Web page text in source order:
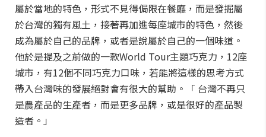
屬於當地的特色，形式不見得侷限在餐廳，而是發掘屬
於台灣的獨有風土，接著再加進每座城市的特色，然後
成為屬於自己的品牌，或者是說屬於自己的一個味道。
他於是提及之前做的一款World Tour主題巧克力，12座
城市，有12個不同巧克力口味，若能將這樣的思考方式
帶入台灣味的發展絕對會有很大的幫助。「 台灣不再只
是農產品的生產者，而是更多品牌，或是很好的產品製
造者。」